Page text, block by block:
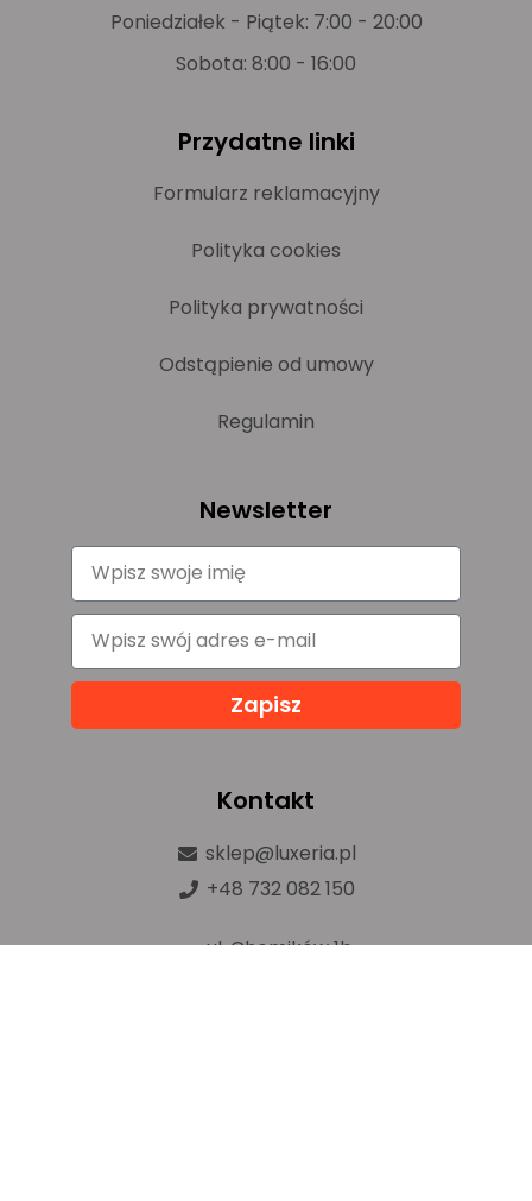
Poniedziałek - Piątek: 7:00 - 20:00
Sobota: 8:00 - 16:00
Przydatne linki
Formularz reklamacyjny
Polityka cookies
Polityka prywatności
Odstąpienie od umowy
Regulamin
Newsletter
Zapisz
Kontakt
sklep@luxeria.pl
+48 732 082 150
ul. Chemików 1b,